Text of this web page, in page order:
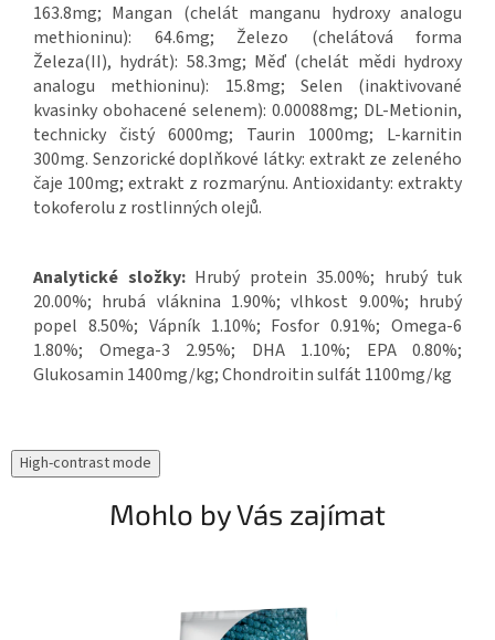
163.8mg; Mangan (chelát manganu hydroxy analogu
methioninu): 64.6mg; Železo (chelátová forma
Železa(II), hydrát): 58.3mg; Měď (chelát mědi hydroxy
analogu methioninu): 15.8mg; Selen (inaktivované
kvasinky obohacené selenem): 0.00088mg; DL-Metionin,
technicky čistý 6000mg; Taurin 1000mg; L-karnitin
300mg. Senzorické doplňkové látky: extrakt ze zeleného
čaje 100mg; extrakt z rozmarýnu. Antioxidanty: extrakty
tokoferolu z rostlinných olejů.
Analytické složky:Hrubý protein 35.00%; hrubý tuk
20.00%; hrubá vláknina 1.90%; vlhkost 9.00%; hrubý
popel 8.50%; Vápník 1.10%; Fosfor 0.91%; Omega-6
1.80%; Omega-3 2.95%; DHA 1.10%; EPA 0.80%;
Glukosamin 1400mg/kg; Chondroitin sulfát 1100mg/kg
High-contrast mode
Mohlo by Vás zajímat